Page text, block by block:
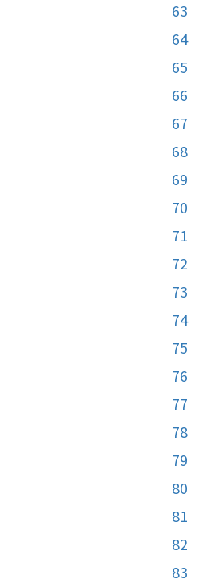
63
64
65
66
67
68
69
70
71
72
73
74
75
76
77
78
79
80
81
82
83